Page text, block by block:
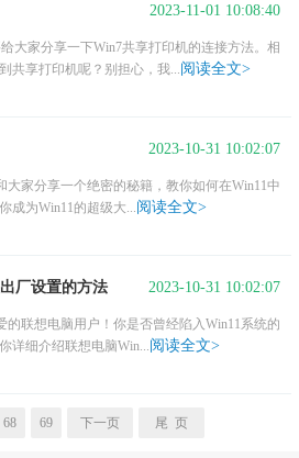
2023-11-01 10:08:40
大家分享一下Win7共享打印机的连接方法。相
共享打印机呢？别担心，我...阅读全文>
2023-10-31 10:02:07
家分享一个绝密的秘籍，教你如何在Win11中
成为Win11的超级大...阅读全文>
2023-10-31 10:02:07
厂设置的方法
联想电脑用户！你是否曾经陷入Win11系统的
详细介绍联想电脑Win...阅读全文>
68 69 下一页 尾 页